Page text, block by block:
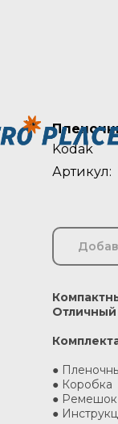
Kodak
Артикул:
●
● Коробка
● Ремешок
●